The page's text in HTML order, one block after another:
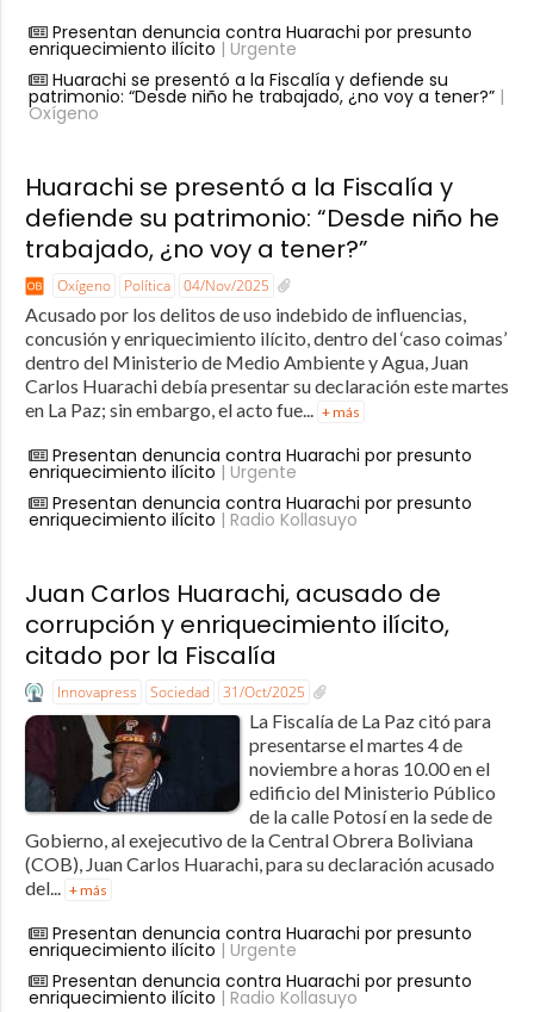
Presentan denuncia contra Huarachi por presunto
enriquecimiento ilícito | Urgente
Huarachi se presentó a la Fiscalía y defiende su
patrimonio: “Desde niño he trabajado, ¿no voy a tener?”|
Oxígeno
Huarachi se presentó a la Fiscalía y
defiende su patrimonio: “Desde niño he
trabajado, ¿no voy a tener?”
Oxígeno Política 04/Nov/2025
Acusado por los delitos de uso indebido de influencias,
concusión y enriquecimiento ilícito, dentro del ‘caso coimas’
dentro del Ministerio de Medio Ambiente y Agua, Juan
Carlos Huarachi debía presentar su declaración este martes
en La Paz; sin embargo, el acto fue... + más
Presentan denuncia contra Huarachi por presunto
enriquecimiento ilícito | Urgente
Presentan denuncia contra Huarachi por presunto
enriquecimiento ilícito | Radio Kollasuyo
Juan Carlos Huarachi, acusado de
corrupción y enriquecimiento ilícito,
citado por la Fiscalía
Innovapress Sociedad 31/Oct/2025
La Fiscalía de La Paz citó para
presentarse el martes 4 de
noviembre a horas 10.00 en el
edificio del Ministerio Público
de la calle Potosí en la sede de
Gobierno, al exejecutivo de la Central Obrera Boliviana
(COB), Juan Carlos Huarachi, para su declaración acusado
del... + más
Presentan denuncia contra Huarachi por presunto
enriquecimiento ilícito | Urgente
Presentan denuncia contra Huarachi por presunto
enriquecimiento ilícito | Radio Kollasuyo